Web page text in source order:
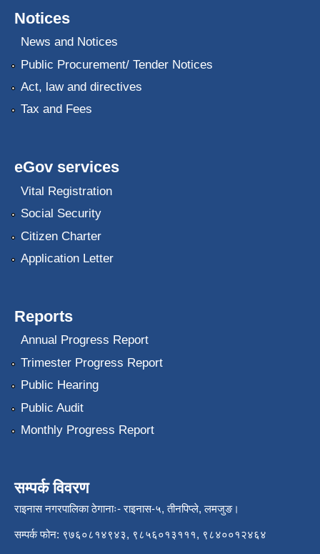
Notices
News and Notices
Public Procurement/ Tender Notices
Act, law and directives
Tax and Fees
eGov services
Vital Registration
Social Security
Citizen Charter
Application Letter
Reports
Annual Progress Report
Trimester Progress Report
Public Hearing
Public Audit
Monthly Progress Report
सम्पर्क विवरण
राइनास नगरपालिका ठेगानाः- राइनास-५, तीनपिप्ले, लमजुङ।
सम्पर्क फोन: ९७६०८१४९४३, ९८५६०१३१११, ९८४००१२४६४